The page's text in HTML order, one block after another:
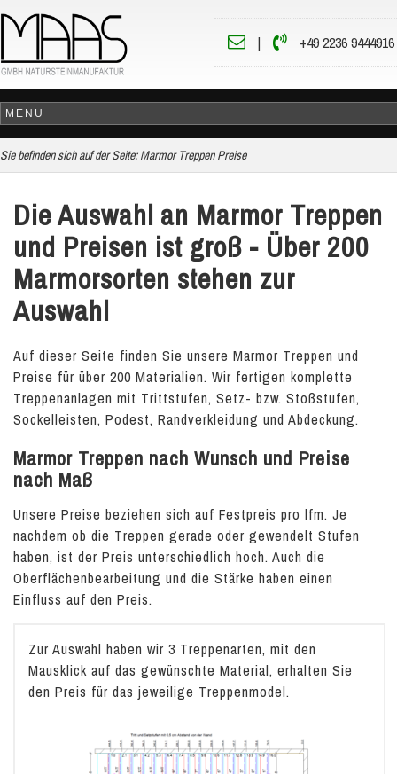
| +49 2236 9444916
Sie befinden sich auf der Seite: Marmor Treppen Preise
Die Auswahl an Marmor Treppen
und Preisen ist groß - Über 200
Marmorsorten stehen zur
Auswahl
Auf dieser Seite finden Sie unsere Marmor Treppen und
Preise für über 200 Materialien. Wir fertigen komplette
Treppenanlagen mit Trittstufen, Setz- bzw. Stoßstufen,
Sockelleisten, Podest, Randverkleidung und Abdeckung.
Marmor Treppen nach Wunsch und Preise
nach Maß
Unsere Preise beziehen sich auf Festpreis pro lfm. Je
nachdem ob die Treppen gerade oder gewendelt Stufen
haben, ist der Preis unterschiedlich hoch. Auch die
Oberflächenbearbeitung und die Stärke haben einen
Einfluss auf den Preis.
Zur Auswahl haben wir 3 Treppenarten, mit den
Mausklick auf das gewünschte Material, erhalten Sie
den Preis für das jeweilige Treppenmodel.